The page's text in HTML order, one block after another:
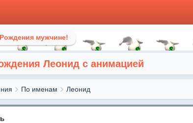
мужчине!
Леонид с анимацией
По именам Леонид